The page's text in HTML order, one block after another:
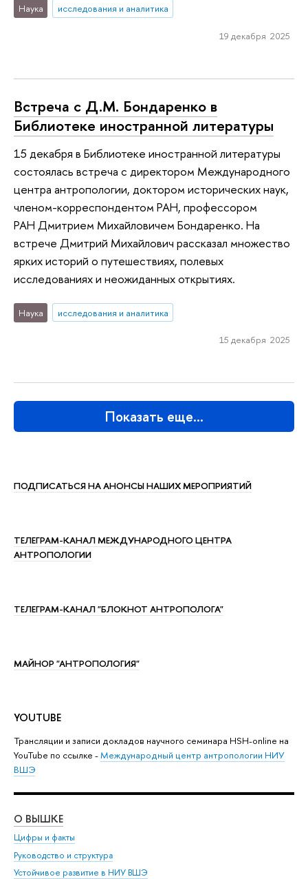
ПОДПИСАТЬСЯ НА АНОНСЫ НАШИХ МЕРОПРИЯТИЙ
ТЕЛЕГРАМ-КАНАЛ МЕЖДУНАРОДНОГО ЦЕНТРА
АНТРОПОЛОГИИ
ТЕЛЕГРАМ-КАНАЛ "БЛОКНОТ АНТРОПОЛОГА"
МАЙНОР "АНТРОПОЛОГИЯ"
YOUTUBE
Трансляции и записи докладов научного семинара HSH-online на
YouTube по ссылке -Международный центр антропологии НИУ
ВШЭ
Наука исследования и аналитика
19 декабря 2025
Встреча с Д.М. Бондаренко в
Библиотеке иностранной литературы
15 декабря в Библиотеке иностранной литературы
состоялась встреча с директором Международного
центра антропологии, доктором исторических наук,
членом-корреспондентом РАН, профессором
РАН Дмитрием Михайловичем Бондаренко. На
встрече Дмитрий Михайлович рассказал множество
ярких историй о путешествиях, полевых
исследованиях и неожиданных открытиях.
Наука исследования и аналитика
15 декабря 2025
Показать еще…
О ВЫШКЕ
Цифры и факты
Руководство и структура
Устойчивое развитие в НИУ ВШЭ